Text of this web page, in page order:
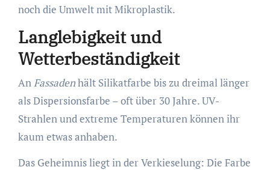
noch die Umwelt mit Mikroplastik.
Langlebigkeit und
Wetterbeständigkeit
AnFassadenhält Silikatfarbe bis zu dreimal länger
als Dispersionsfarbe – oft über 30 Jahre. UV-
Strahlen und extreme Temperaturen können ihr
kaum etwas anhaben.
Das Geheimnis liegt in der Verkieselung: Die Farbe